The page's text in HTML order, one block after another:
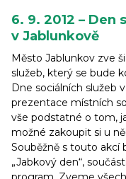
6. 9. 2012 – Den
v Jablunkově
Město Jablunkov zve
služeb, který se bude
Dne sociálních služeb
prezentace místních
vše podstatné o tom,
možné zakoupit si u
Souběžně s touto akcí
„Jabkový den“,